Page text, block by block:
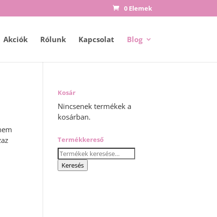
0 Elemek
Akciók Rólunk Kapcsolat Blog
Kosár
Nincsenek termékek a
kosárban.
Termékkereső
Keresés
a
következőre:
Keresés